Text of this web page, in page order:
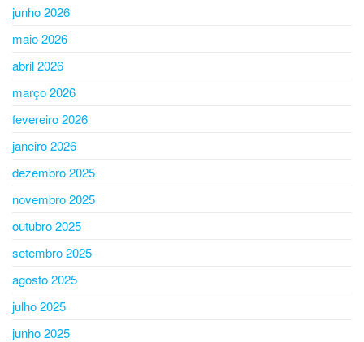
junho 2026
maio 2026
abril 2026
março 2026
fevereiro 2026
janeiro 2026
dezembro 2025
novembro 2025
outubro 2025
setembro 2025
agosto 2025
julho 2025
junho 2025